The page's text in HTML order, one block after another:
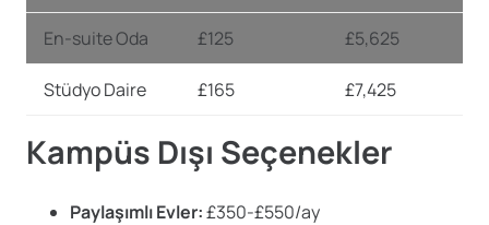
En-suite Oda £125 £5,625
Stüdyo Daire £165 £7,425
Kampüs Dışı Seçenekler
Paylaşımlı Evler:£350-£550/ay